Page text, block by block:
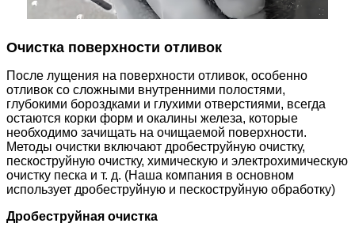
Очистка поверхности отливок
После лущения на поверхности отливок, особенно
отливок со сложными внутренними полостями,
глубокими бороздками и глухими отверстиями, всегда
остаются корки форм и окалины железа, которые
необходимо зачищать на очищаемой поверхности.
Методы очистки включают дробеструйную очистку,
пескоструйную очистку, химическую и электрохимическую
очистку песка и т. д. (Наша компания в основном
использует дробеструйную и пескоструйную обработку)
Дробеструйная очистка